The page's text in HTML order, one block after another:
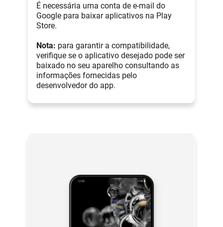
É necessária uma conta de e-mail do
Google para baixar aplicativos na Play
Store.
Nota: para garantir a compatibilidade,
verifique se o aplicativo desejado pode ser
baixado no seu aparelho consultando as
informações fornecidas pelo
desenvolvedor do app.